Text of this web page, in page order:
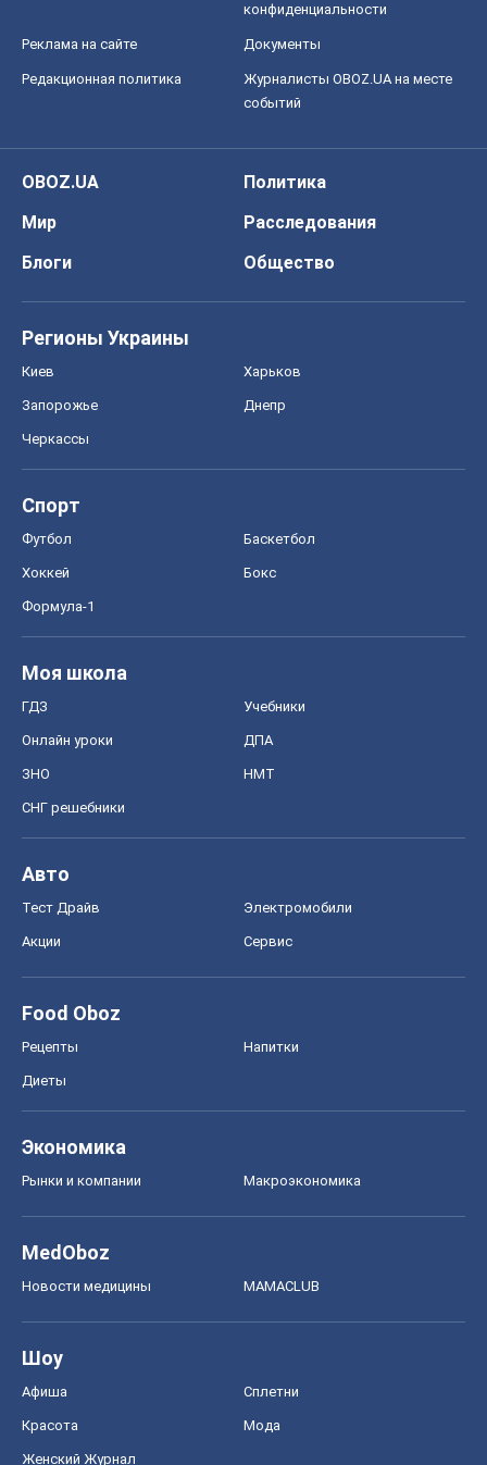
конфиденциальности
Реклама на сайте Документы
Редакционная политика
Журналисты OBOZ.UA на месте
событий
OBOZ.UA
Политика
Мир
Расследования
Блоги
Общество
Регионы Украины
Киев Харьков
Запорожье Днепр
Черкассы
Спорт
Футбол Баскетбол
Хоккей Бокс
Формула-1
Моя школа
ГДЗ Учебники
Онлайн уроки ДПА
ЗНО НМТ
СНГ решебники
Авто
Тест Драйв Электромобили
Акции Сервис
Food Oboz
Рецепты Напитки
Диеты
Экономика
Рынки и компании Mакроэкономика
MedOboz
Новости медицины MAMACLUB
Шоу
Афиша Сплетни
Красота Мода
Женский Журнал